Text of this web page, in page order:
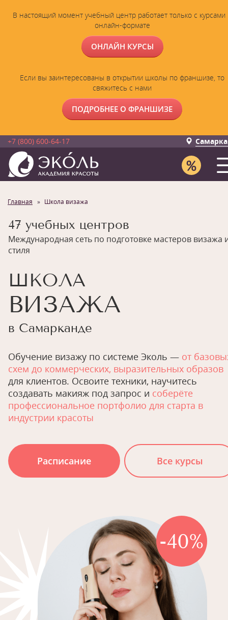
В настоящий момент учебный центр работает только с курсами
онлайн-формате
ОНЛАЙН КУРСЫ
Если вы заинтересованы в открытии школы по франшизе, то
свяжитесь с нами
ПОДРОБНЕЕ О ФРАНШИЗЕ
+7 (800) 600-64-17
Главная Школа визажа
47 учебных центров
Международная сеть по подготовке мастеров визажа
стиля
ШКОЛА
ВИЗАЖА
в Самарканде
Обучение визажу по системе Эколь — от
схем до коммерческих, выразительных образов
для клиентов. Освоите техники, научитесь
создавать макияж под запрос и соберёте
профессиональное портфолио для старта в
индустрии красоты
Расписание Все курсы
-40%